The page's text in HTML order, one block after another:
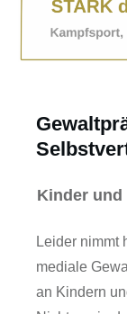
Kinder
Leider nimmt
mediale
an Kindern